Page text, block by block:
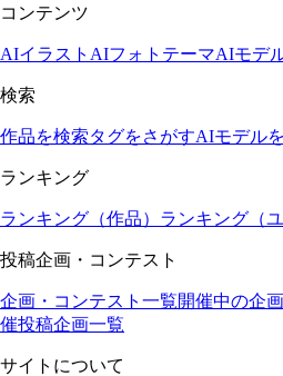
コンテンツ
AIイラスト AIフォト テーマAIモデ
検索
作品を検索タグをさがすAIモデル
ランキング
ランキング（作品） ランキング（ユ
投稿企画・コンテスト
企画・コンテスト一覧開催中の企画
催投稿企画一覧
サイトについて